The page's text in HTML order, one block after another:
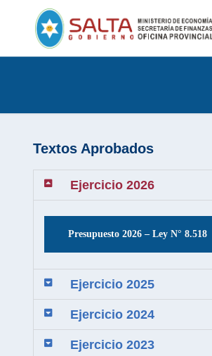
Textos Aprobados
Ejercicio 2026
Presupuesto 2026 – Ley N° 8.518
Ejercicio 2025
Ejercicio 2024
Ejercicio 2023